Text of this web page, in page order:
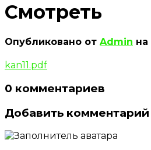
Смотреть
Опубликовано от Admin на
kan11.pdf
0 комментариев
Добавить комментарий